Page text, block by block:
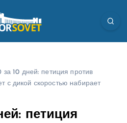
за 10 дней: петиция против
с дикой скоростью набирает
петиция